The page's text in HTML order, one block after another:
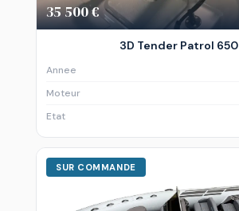
35 500 €
3D Tender Patrol 650
Annee
Moteur
Etat
SUR COMMANDE